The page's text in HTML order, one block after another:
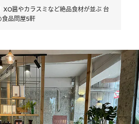
XO醤やカラスミなど絶品食材が並ぶ 台
食品問屋5軒